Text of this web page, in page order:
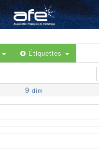
Étiquettes
9 dim